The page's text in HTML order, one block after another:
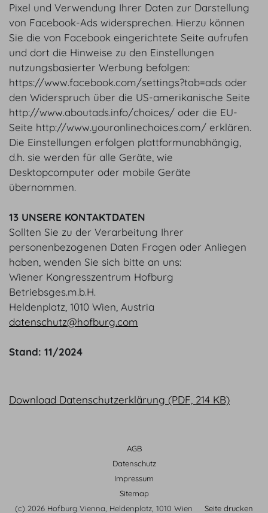
Pixel und Verwendung Ihrer Daten zur Darstellung
von Facebook-Ads widersprechen. Hierzu können
Sie die von Facebook eingerichtete Seite aufrufen
und dort die Hinweise zu den Einstellungen
nutzungsbasierter Werbung befolgen:
https://www.facebook.com/settings?tab=ads oder
den Widerspruch über die US-amerikanische Seite
http://www.aboutads.info/choices/ oder die EU-
Seite http://www.youronlinechoices.com/ erklären.
Die Einstellungen erfolgen plattformunabhängig,
d.h. sie werden für alle Geräte, wie
Desktopcomputer oder mobile Geräte
übernommen.
13 UNSERE KONTAKTDATEN
Sollten Sie zu der Verarbeitung Ihrer
personenbezogenen Daten Fragen oder Anliegen
haben, wenden Sie sich bitte an uns:
Wiener Kongresszentrum Hofburg
Betriebsges.m.b.H.
Heldenplatz, 1010 Wien, Austria
datenschutz@hofburg.com
Stand: 11/2024
Download Datenschutzerklärung (PDF, 214 KB)
AGB
Datenschutz
Impressum
Sitemap
(c) 2026 Hofburg Vienna, Heldenplatz, 1010 Wien
Seite drucken